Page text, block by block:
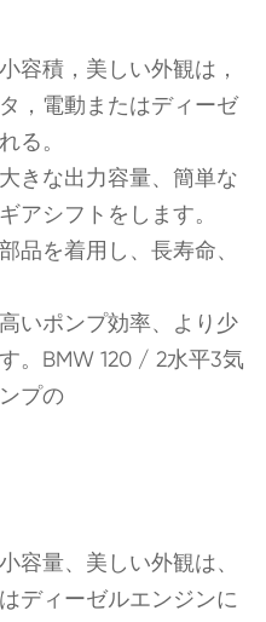
容積，美しい外観は，
，電動またはディーゼ
る。
きな出力容量、簡単な
アシフトをします。
品を着用し、長寿命、
いポンプ効率、より少
。BMW 120 / 2水平3気
プの
容量、美しい外観は、
ディーゼルエンジンに